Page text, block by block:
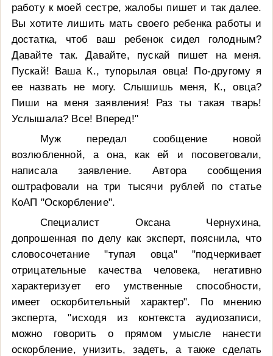
работу к моей сестре, жалобы пишет и так далее.
Вы хотите лишить мать своего ребенка работы и
достатка, чтоб ваш ребенок сидел голодным?
Давайте так. Давайте, пускай пишет на меня.
Пускай! Ваша К., тупорылая овца! По-другому я
ее назвать не могу. Слышишь меня, К., овца?
Пиши на меня заявления! Раз ты такая тварь!
Услышала? Все! Вперед!"
Муж передал сообщение новой
возлюбленной, а она, как ей и посоветовали,
написала заявление. Автора сообщения
оштрафовали на три тысячи рублей по статье
КоАП "Оскорбление".
Специалист Оксана Чернухина,
допрошенная по делу как эксперт, пояснила, что
словосочетание "тупая овца" "подчеркивает
отрицательные качества человека, негативно
характеризует его умственные способности,
имеет оскорбительный характер". По мнению
эксперта, "исходя из контекста аудиозаписи,
можно говорить о прямом умысле нанести
оскорбление, унизить, задеть, а также сделать